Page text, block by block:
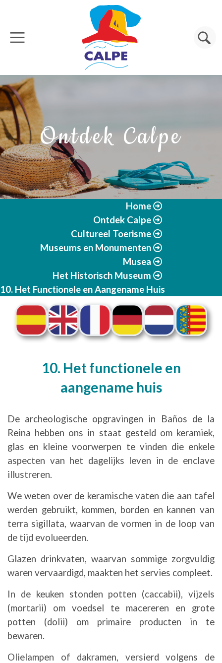
Overslaan en naar de inhoud gaan
Zoeken
Ontdek Calpe
Home
Ontdek Calpe
Cultureel Toerisme
Museums en Monumenten
Musea
Het Historisch Museum
10. Het Functionele en Aangename Huis
10. Het functionele en
aangename huis
De archeologische opgravingen in Baños de la
Reina hebben ons in staat gesteld om keramiek,
glas en kleine voorwerpen te vinden die enkele
aspecten van het dagelijks leven in de enclave
illustreren.
We weten over de keramische vaten die aan tafel
werden gebruikt, kommen, borden en kannen van
terra sigillata, waarvan de vormen in de loop van
de tijd evolueerden.
Glazen drinkvaten, waarvan sommige zorgvuldig
waren vervaardigd, maakten het servies compleet.
In de keuken stonden potten (caccabii), vijzels
(mortarii) om voedsel te macereren en grote
potten (dolii) om primaire producten in te
bewaren.
Olielampen of dakramen, versierd volgens de